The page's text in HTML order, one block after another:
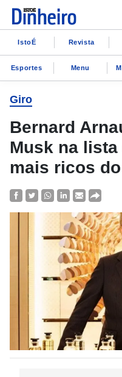
IstoÉ Revista
Esportes Menu
Giro
Bernard
Musk na
mais ricos